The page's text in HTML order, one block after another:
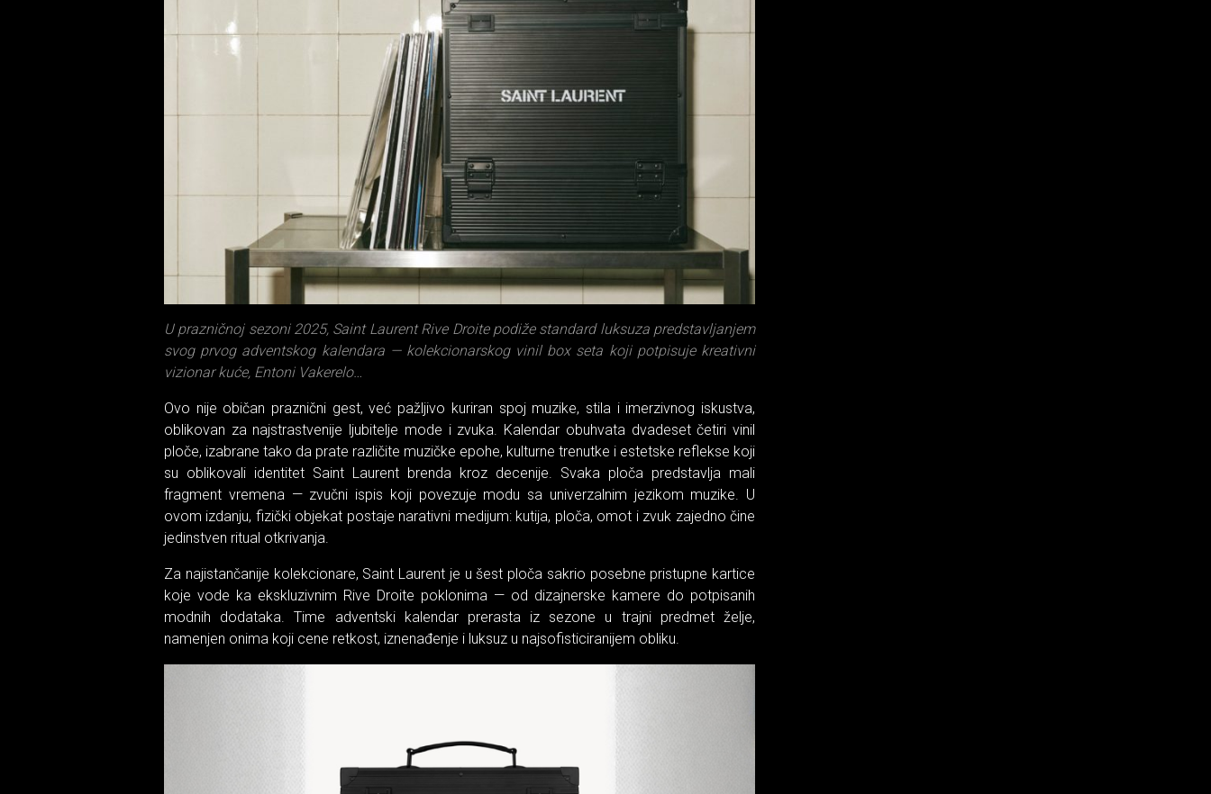
U prazničnoj sezoni 2025, Saint Laurent Rive Droite podiže standard luksuza predstavljanjem
svog prvog adventskog kalendara — kolekcionarskog vinil box seta koji potpisuje kreativni
vizionar kuće, Entoni Vakerelo…
Ovo nije običan praznični gest, već pažljivo kuriran spoj muzike, stila i imerzivnog iskustva,
oblikovan za najstrastvenije ljubitelje mode i zvuka. Kalendar obuhvata dvadeset četiri vinil
ploče, izabrane tako da prate različite muzičke epohe, kulturne trenutke i estetske reflekse koji
su oblikovali identitet Saint Laurent brenda kroz decenije. Svaka ploča predstavlja mali
fragment vremena — zvučni ispis koji povezuje modu sa univerzalnim jezikom muzike. U
ovom izdanju, fizički objekat postaje narativni medijum: kutija, ploča, omot i zvuk zajedno čine
jedinstven ritual otkrivanja.
Za najistančanije kolekcionare, Saint Laurent je u šest ploča sakrio posebne pristupne kartice
koje vode ka ekskluzivnim Rive Droite poklonima — od dizajnerske kamere do potpisanih
modnih dodataka. Time adventski kalendar prerasta iz sezone u trajni predmet želje,
namenjen onima koji cene retkost, iznenađenje i luksuz u najsofisticiranijem obliku.